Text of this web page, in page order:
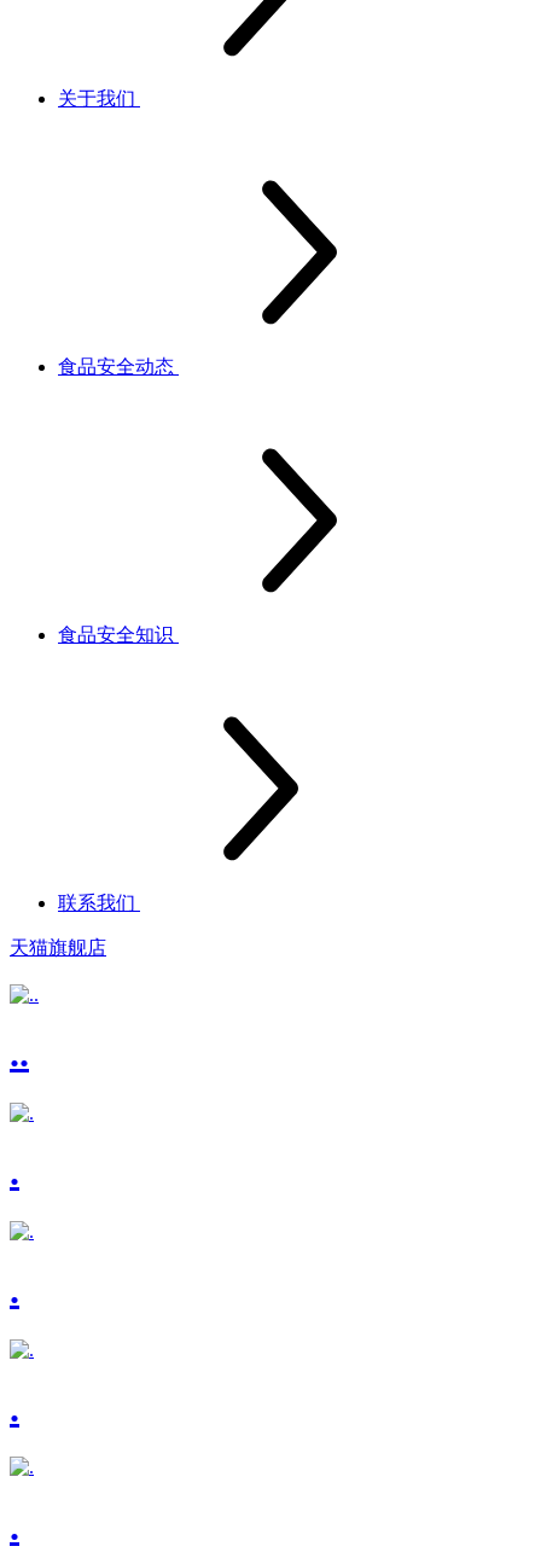
关于我们
食品安全动态
食品安全知识
联系我们
天猫旗舰店
..
.
.
.
.